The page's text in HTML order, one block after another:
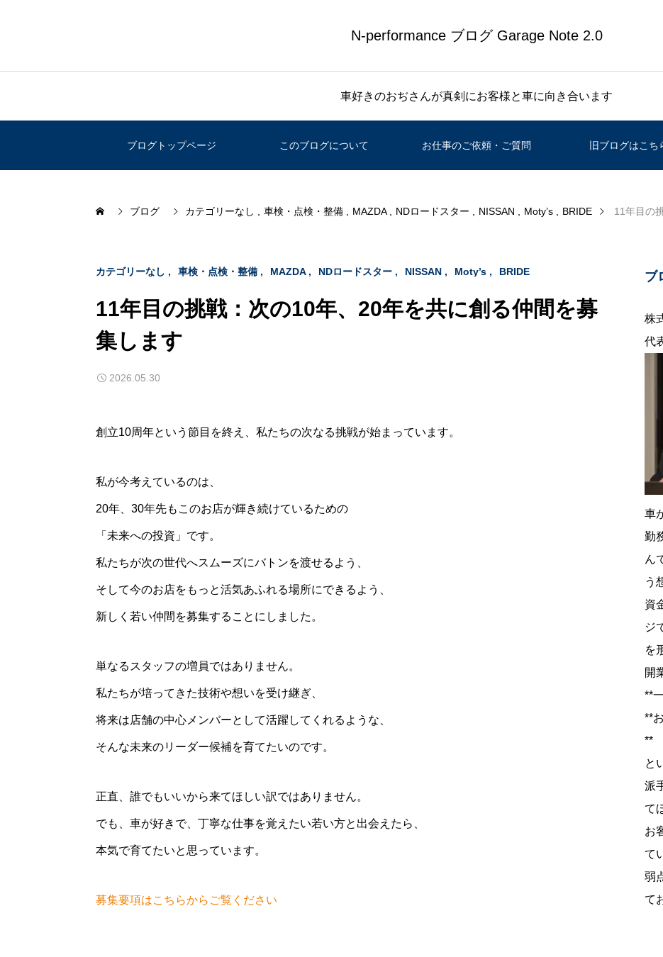
N-performance ブログ Garage Note 2.0
車好きのおぢさんが真剣にお客様と車に向き合います
ブログトップページ このブログについて お仕事のご依頼・ご質問 旧ブログはこち
ブログ カテゴリーなし 車検・点検・整備 MAZDA NDロードスター NISSAN Moty’s BRIDE 11年目の挑
カテゴリーなし 車検・点検・整備 MAZDA NDロードスター NISSAN Moty’s BRIDE
11年目の挑戦：次の10年、20年を共に創る仲間を募
集します
2026.05.30
創立10周年という節目を終え、私たちの次なる挑戦が始まっています。
私が今考えているのは、
20年、30年先もこのお店が輝き続けているための
「未来への投資」です。
私たちが次の世代へスムーズにバトンを渡せるよう、
そして今のお店をもっと活気あふれる場所にできるよう、
新しく若い仲間を募集することにしました。
単なるスタッフの増員ではありません。
私たちが培ってきた技術や想いを受け継ぎ、
将来は店舗の中心メンバーとして活躍してくれるような、
そんな未来のリーダー候補を育てたいのです。
正直、誰でもいいから来てほしい訳ではありません。
でも、車が好きで、丁寧な仕事を覚えたい若い方と出会えたら、
本気で育てたいと思っています。
募集要項はこちらからご覧ください
ブ
株
代
車
勤
ん
う
資
ジ
を
開
**
**
**
と
派
て
お
て
弱
て